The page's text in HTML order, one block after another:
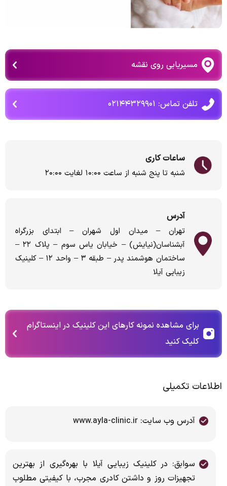
مسیریابی روی نقشه
تلفن تماس: ۰۲۱۴۴۳۲۹۹۰۱
ساعات کاری
شنبه تا پنج شنبه از ساعت ۱۰:۰۰ لغایت ۲۰:۰۰
آدرس
تهران – میدان اول شهران – ابتدای بزرگراه
آبشناسان(نیایش) – خیابان یاس سوم – پلاک ۲۲ –
ساختمان هوشمند پدر – طبقه ۳ – واحد ۱۲ – کلینیک
زیبایی آیلا
برای مشاهده نمونه کارهای این کلینیک در اینستاگرام
کلیک کنید
اطلاعات تکمیلی
آدرس وب سایت: www.ayla-clinic.ir
سوابق: در کلینیک زیبایی آیلا با بهره‌گیری از بهترین
تجهیزات روز و داشتن کادری مجرب، با کیفیتی مطلوب